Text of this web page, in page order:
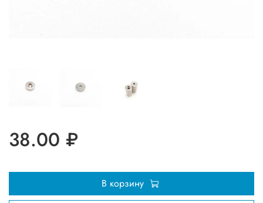
38.00 ₽
В корзину